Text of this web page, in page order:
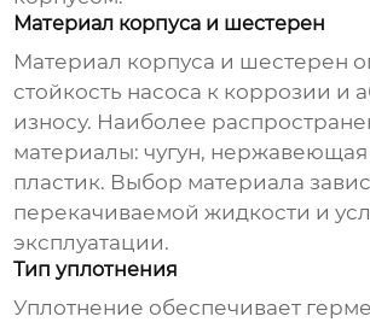
Материал корпуса и шестерен
Материал корпуса и шестерен
стойкость насоса к коррозии и
износу. Наиболее
материалы: чугун, нержавеющая
пластик. Выбор материала
перекачиваемой жидкости и
эксплуатации.
Тип уплотнения
Уплотнение обеспечивает